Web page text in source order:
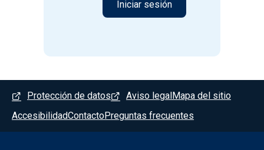
Menú del pie
Protección de datos Aviso legal Mapa del sitio
AccesibilidadContactoPreguntas frecuentes